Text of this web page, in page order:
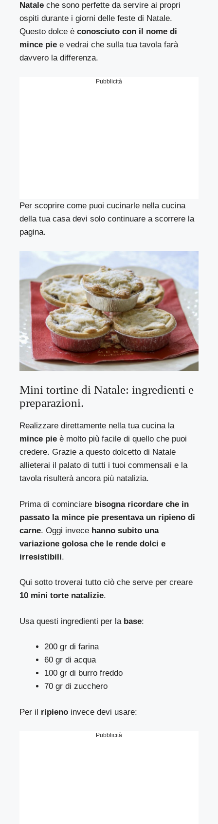
Natale che sono perfette da servire ai propri
ospiti durante i giorni delle feste di Natale.
Questo dolce è conosciuto con il nome di
mince pie e vedrai che sulla tua tavola farà
davvero la differenza.
Pubblicità
Per scoprire come puoi cucinarle nella cucina
della tua casa devi solo continuare a scorrere la
pagina.
Mini tortine di Natale: ingredienti e
preparazioni.
Realizzare direttamente nella tua cucina la
mince pie è molto più facile di quello che puoi
credere. Grazie a questo dolcetto di Natale
allieterai il palato di tutti i tuoi commensali e la
tavola risulterà ancora più natalizia.
Prima di cominciare bisogna ricordare che in
passato la mince pie presentava un ripieno di
carne. Oggi invece hanno subito una
variazione golosa che le rende dolci e
irresistibili.
Qui sotto troverai tutto ciò che serve per creare
10 mini torte natalizie.
Usa questi ingredienti per la base:
200 gr di farina
60 gr di acqua
100 gr di burro freddo
70 gr di zucchero
Per il ripieno invece devi usare:
Pubblicità